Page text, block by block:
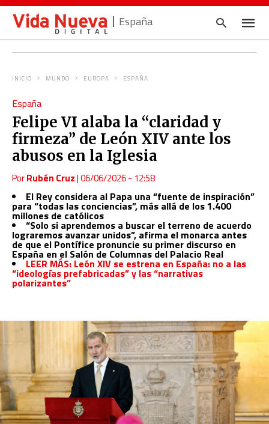
España
INICIO MUNDO EUROPA ESPAÑA
España
Felipe VI alaba la “claridad y
firmeza” de León XIV ante los
abusos en la Iglesia
PorRubén Cruz|06/06/2026 - 12:58
El Rey considera al Papa una “fuente de inspiración”
para “todas las conciencias”, más allá de los 1.400
millones de católicos
“Solo si aprendemos a buscar el terreno de acuerdo
lograremos avanzar unidos”, afirma el monarca antes
de que el Pontífice pronuncie su primer discurso en
España en el Salón de Columnas del Palacio Real
LEER MÁS: León XIV se estrena en España: no a las
“ideologías prefabricadas” y las “narrativas
polarizantes”